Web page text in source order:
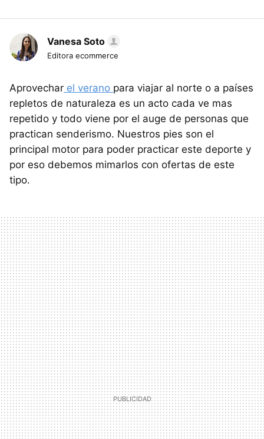
Vanesa Soto
Editora ecommerce
Aprovechar el verano para viajar al norte o a países
repletos de naturaleza es un acto cada ve mas
repetido y todo viene por el auge de personas que
practican senderismo. Nuestros pies son el
principal motor para poder practicar este deporte y
por eso debemos mimarlos con ofertas de este
tipo.